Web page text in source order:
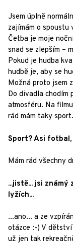
Jsem úplně
zajímám o
Četba je moje
snad se zlepším –
Pokud je hudba
hudbě je, aby se
Možná proto jsem
Do divadla chodím
atmosféru. Na
rád mám taky
Sport? Asi fotbal,
Mám rád všechny
...jistě... jsi
lyžích...
...ano... a ze
otázce :-) V
už jen tak